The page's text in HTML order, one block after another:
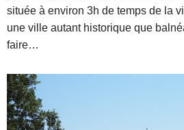
située à environ 3h de temps de la
une ville autant historique que
faire…